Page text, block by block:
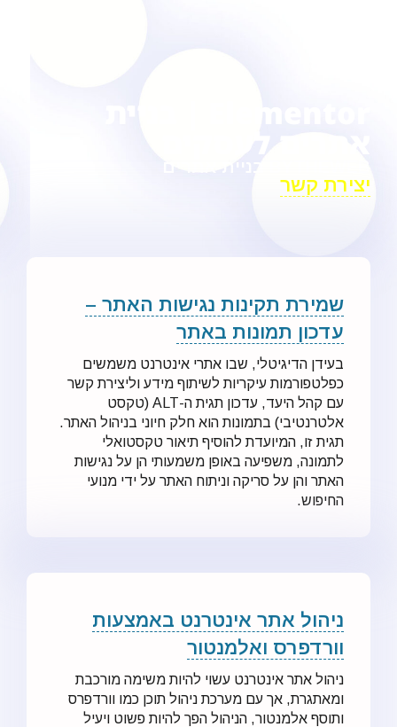
יצירת קשר
שמירת תקינות נגישות האתר –
עדכון תמונות באתר
בעידן הדיגיטלי, שבו אתרי אינטרנט משמשים
כפלטפורמות עיקריות לשיתוף מידע וליצירת קשר
עם קהל היעד, עדכון תגית ה-ALT (טקסט
אלטרנטיבי) בתמונות הוא חלק חיוני בניהול האתר.
תגית זו, המיועדת להוסיף תיאור טקסטואלי
לתמונה, משפיעה באופן משמעותי הן על נגישות
האתר והן על סריקה וניתוח האתר על ידי מנועי
החיפוש.
ניהול אתר אינטרנט באמצעות
וורדפרס ואלמנטור
ניהול אתר אינטרנט עשוי להיות משימה מורכבת
ומאתגרת, אך עם מערכת ניהול תוכן כמו וורדפרס
ותוסף אלמנטור, הניהול הפך להיות פשוט ויעיל